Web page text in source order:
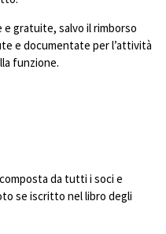
gratuite, salvo il rimborso
e documentate per l’attività
funzione.
da tutti i soci e
se iscritto nel libro degli